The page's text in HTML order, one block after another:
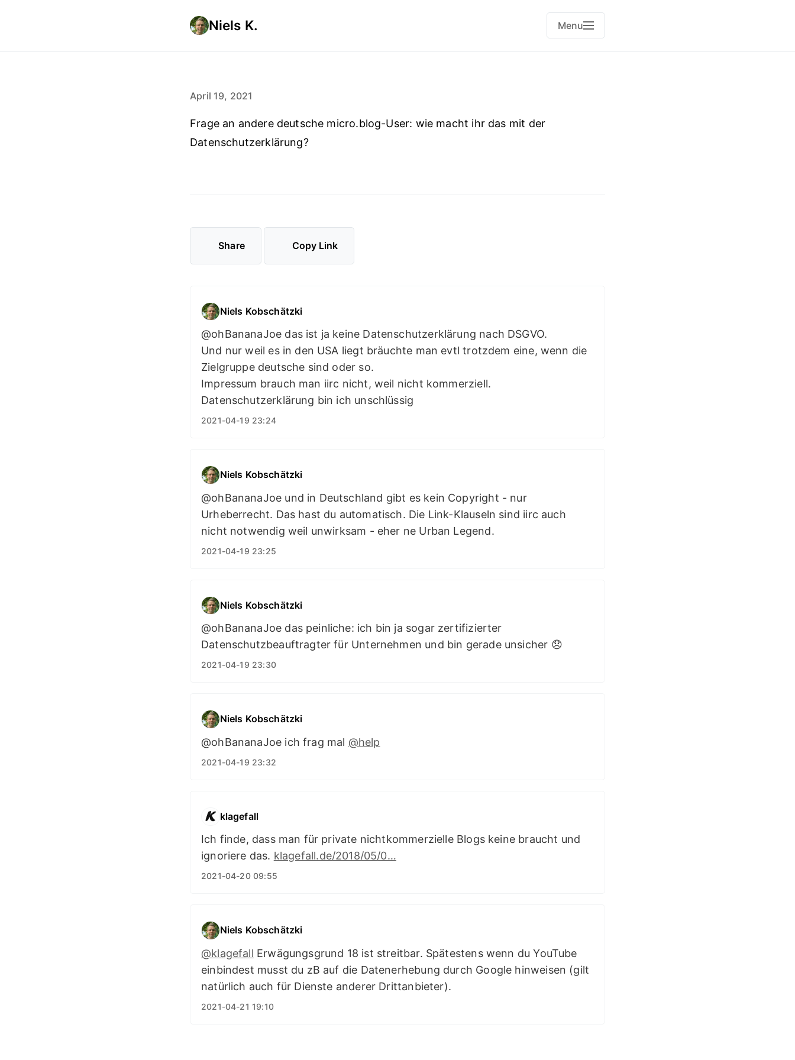
Niels K. Menu
April 19, 2021
Frage an andere deutsche micro.blog-User: wie macht ihr das mit der
Datenschutzerklärung?
Share Copy Link
Niels Kobschätzki
@ohBananaJoe das ist ja keine Datenschutzerklärung nach DSGVO.
Und nur weil es in den USA liegt bräuchte man evtl trotzdem eine, wenn die
Zielgruppe deutsche sind oder so.
Impressum brauch man iirc nicht, weil nicht kommerziell.
Datenschutzerklärung bin ich unschlüssig
2021-04-19 23:24
Niels Kobschätzki
@ohBananaJoe und in Deutschland gibt es kein Copyright - nur
Urheberrecht. Das hast du automatisch. Die Link-Klauseln sind iirc auch
nicht notwendig weil unwirksam - eher ne Urban Legend.
2021-04-19 23:25
Niels Kobschätzki
@ohBananaJoe das peinliche: ich bin ja sogar zertifizierter
Datenschutzbeauftragter für Unternehmen und bin gerade unsicher 😞
2021-04-19 23:30
Niels Kobschätzki
@ohBananaJoe ich frag mal @help
2021-04-19 23:32
klagefall
Ich finde, dass man für private nichtkommerzielle Blogs keine braucht und
ignoriere das. klagefall.de/2018/05/0…
2021-04-20 09:55
Niels Kobschätzki
@klagefall Erwägungsgrund 18 ist streitbar. Spätestens wenn du YouTube
einbindest musst du zB auf die Datenerhebung durch Google hinweisen (gilt
natürlich auch für Dienste anderer Drittanbieter).
2021-04-21 19:10